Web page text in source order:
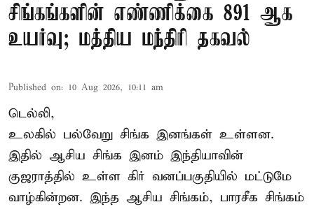
சிங்கங்களின் எண்ணிக்கை 891 ஆக
உயர்வு; மத்திய மந்திரி தகவல்
Published on: 10 Aug 2026, 10:11 am
டெல்லி,
உலகில் பல்வேறு சிங்க இனங்கள் உள்ளன.
இதில் ஆசிய சிங்க இனம் இந்தியாவின்
குஜராத்தில் உள்ள கிர் வனப்பகுதியில் மட்டுமே
வாழ்கின்றன. இந்த ஆசிய சிங்கம், பாரசீக சிங்கம்